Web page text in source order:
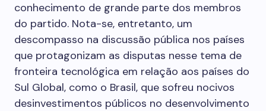
conhecimento de grande parte dos membros
do partido. Nota-se, entretanto, um
descompasso na discussão pública nos países
que protagonizam as disputas nesse tema de
fronteira tecnológica em relação aos países do
Sul Global, como o Brasil, que sofreu nocivos
desinvestimentos públicos no desenvolvimento